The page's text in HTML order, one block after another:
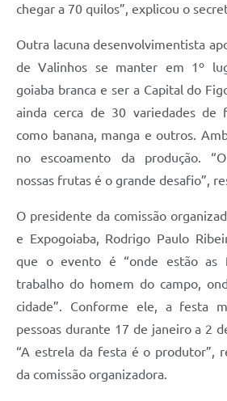
chegar a 70 quilos”, explicou o
Outra lacuna desenvolvimentista
de Valinhos se manter em 1º
goiaba branca e ser a Capital do
ainda cerca de 30 variedades de
como banana, manga e outros.
no escoamento da produção.
nossas frutas é o grande desafio”,
O presidente da comissão
e Expogoiaba, Rodrigo Paulo
que o evento é “onde estão as
trabalho do homem do campo,
cidade”. Conforme ele, a festa
pessoas durante 17 de janeiro a 2
“A estrela da festa é o produtor”,
da comissão organizadora.